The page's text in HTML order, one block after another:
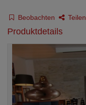
Beobachten Teilen
Produktdetails